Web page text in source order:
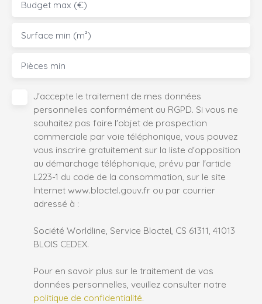
Budget max (€)
Surface min (m²)
Pièces min
J'accepte le traitement de mes données
personnelles conformément au RGPD. Si vous ne
souhaitez pas faire l'objet de prospection
commerciale par voie téléphonique, vous pouvez
vous inscrire gratuitement sur la liste d'opposition
au démarchage téléphonique, prévu par l'article
L223-1 du code de la consommation, sur le site
Internet www.bloctel.gouv.fr ou par courrier
adressé à :
Société Worldline, Service Bloctel, CS 61311, 41013
BLOIS CEDEX.
Pour en savoir plus sur le traitement de vos
données personnelles, veuillez consulter notre
politique de confidentialité.